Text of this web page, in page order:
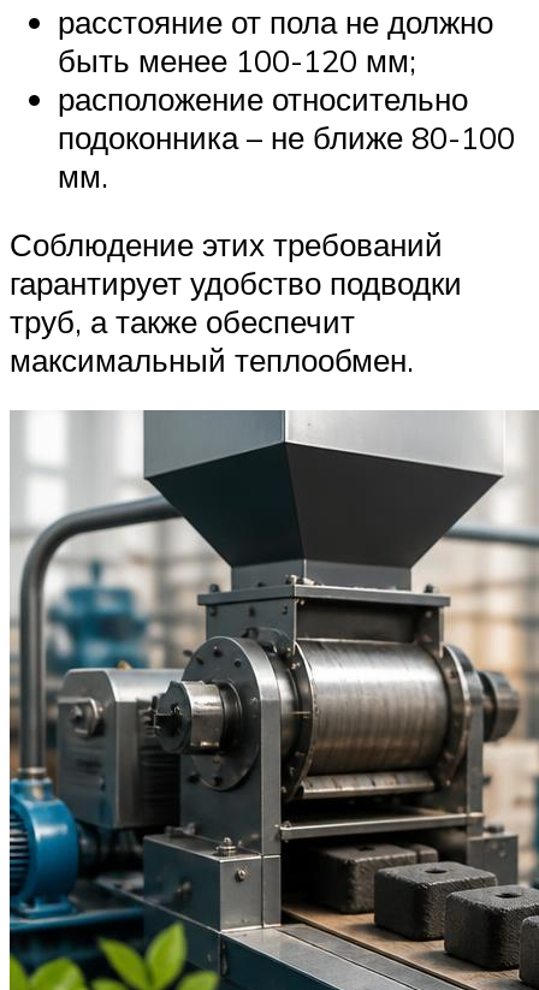
расстояние от пола не должно
быть менее 100-120 мм;
расположение относительно
подоконника – не ближе 80-100
мм.
Соблюдение этих требований
гарантирует удобство подводки
труб, а также обеспечит
максимальный теплообмен.